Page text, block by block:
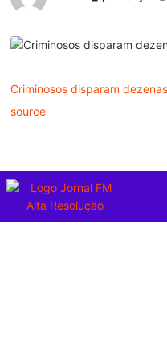
Criminosos disparam
source